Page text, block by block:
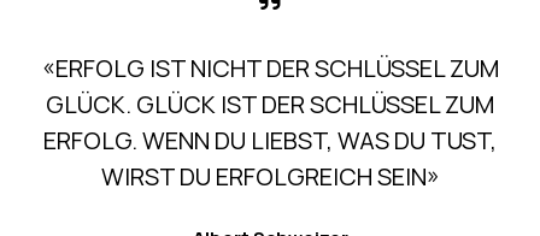
«ERFOLG IST NICHT DER SCHLÜSSEL ZUM
GLÜCK. GLÜCK IST DER SCHLÜSSEL ZUM
ERFOLG. WENN DU LIEBST, WAS DU TUST,
WIRST DU ERFOLGREICH SEIN»